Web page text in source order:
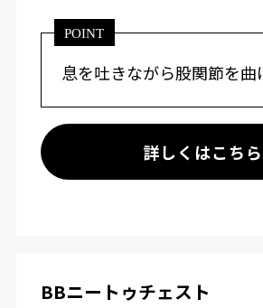
POINT
息を吐きながら股関節を曲
詳しくはこちら
BBニートゥチェスト